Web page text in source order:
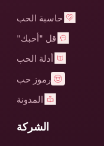
حاسبة الحب
قل "أحبك"
أدلة الحب
رموز حب
المدونة
الشركة